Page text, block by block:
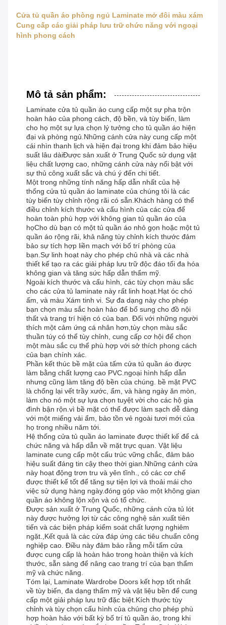
Cửa tủ quần áo phòng ngủ Laminate mở đôi màu xám
Cung cấp các giải pháp lưu trữ chức năng với ngoại
hình phong cách
Mô tả sản phẩm:
Laminate cửa tủ quần áo cung cấp một sự pha trộn
hoàn hảo của phong cách, độ bền, và tùy biến, làm
cho họ một sự lựa chọn lý tưởng cho tủ quần áo hiện
đại và phòng ngủ.Những cánh cửa này cung cấp một
cái nhìn thanh lịch và hiện đại trong khi đảm bảo hiệu
suất lâu dàiĐược sản xuất ở Trung Quốc sử dụng vật
liệu chất lượng cao, những cánh cửa này nổi bật với
sự thủ công xuất sắc và chú ý đến chi tiết.
Một trong những tính năng hấp dẫn nhất của hệ
thống cửa tủ quần áo laminate của chúng tôi là các
tùy biến tùy chỉnh rộng rãi có sẵn.Khách hàng có thể
điều chỉnh kích thước và cấu hình của các cửa để
hoàn toàn phù hợp với không gian tủ quần áo của
họCho dù bạn có một tủ quần áo nhỏ gọn hoặc một tủ
quần áo rộng rãi, khả năng tùy chỉnh kích thước đảm
bảo sự tích hợp liền mạch với bố trí phòng của
bạn.Sự linh hoạt này cho phép chủ nhà và các nhà
thiết kế tạo ra các giải pháp lưu trữ độc đáo tối đa hóa
không gian và tăng sức hấp dẫn thẩm mỹ.
Ngoài kích thước và cấu hình, các tùy chọn màu sắc
cho các cửa tủ laminate này rất linh hoạt.Hạt óc chó
ấm, và màu Xám tinh vi. Sự đa dạng này cho phép
bạn chọn màu sắc hoàn hảo để bổ sung cho đồ nội
thất và trang trí hiện có của bạn. Đối với những người
thích một cảm ứng cá nhân hơn,tùy chọn màu sắc
thuần túy có thể tùy chỉnh, cung cấp cơ hội để chọn
một màu sắc cụ thể phù hợp với sở thích phong cách
của bạn chính xác.
Phần kết thúc bề mặt của tấm cửa tủ quần áo được
làm bằng chất lượng cao PVC.ngoại hình hấp dẫn
nhưng cũng làm tăng độ bền của chúng. bề mặt PVC
là chống lại vết trầy xước, ẩm, và hàng ngày ăn mòn,
làm cho nó một sự lựa chọn tuyệt vời cho các hộ gia
đình bận rộn.vì bề mặt có thể được làm sạch dễ dàng
với một miếng vải ẩm, bảo tồn vẻ ngoài tươi mới của
họ trong nhiều năm tới.
Hệ thống cửa tủ quần áo laminate được thiết kế để cả
chức năng và hấp dẫn về mặt trực quan. Vật liệu
laminate cung cấp một cấu trúc vững chắc, đảm bảo
hiệu suất đáng tin cậy theo thời gian.Những cánh cửa
này hoạt động trơn tru và yên tĩnh., có các cơ chế
được thiết kế tốt để tăng sự tiện lợi và thoải mái cho
việc sử dụng hàng ngày.đóng góp vào một không gian
quần áo không lộn xộn và có tổ chức.
Được sản xuất ở Trung Quốc, những cánh cửa tủ lót
này được hưởng lợi từ các công nghệ sản xuất tiên
tiến và các biện pháp kiểm soát chất lượng nghiêm
ngặt.,Kết quả là các cửa đáp ứng các tiêu chuẩn công
nghiệp cao. Điều này đảm bảo rằng mỗi tấm cửa
được cung cấp là hoàn hảo trong hoàn thiện và kích
thước, sẵn sàng để nâng cao trang trí của bạn thẩm
mỹ và chức năng.
Tóm lại, Laminate Wardrobe Doors kết hợp tốt nhất
về tùy biến, đa dạng thẩm mỹ và vật liệu bền để cung
cấp một giải pháp lưu trữ đặc biệt.Kích thước tùy
chỉnh và tùy chọn cấu hình của chúng cho phép phù
hợp hoàn hảo với bất kỳ bố trí tủ quần áo, trong khi